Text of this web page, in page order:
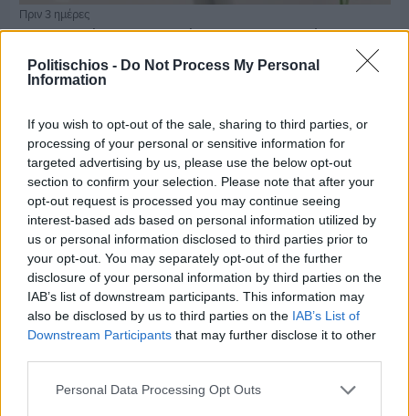
Politischios - Do Not Process My Personal
Information
If you wish to opt-out of the sale, sharing to third parties, or
processing of your personal or sensitive information for
targeted advertising by us, please use the below opt-out
section to confirm your selection. Please note that after your
opt-out request is processed you may continue seeing
interest-based ads based on personal information utilized by
us or personal information disclosed to third parties prior to
your opt-out. You may separately opt-out of the further
disclosure of your personal information by third parties on the
IAB’s list of downstream participants. This information may
also be disclosed by us to third parties on the IAB’s List of
Downstream Participants that may further disclose it to other
Personal Data Processing Opt Outs
Πριν 3 ημέρες
Παραμονή Δεκαπενταύγουστου με μεγάλο
70 χρόνια ιστορίας και συγκίνησης για το